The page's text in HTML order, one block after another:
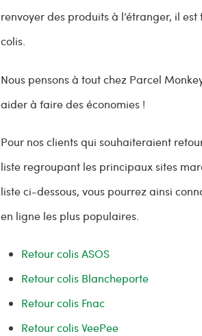
renvoyer des produits à l’étranger, il
colis.
Nous pensons à tout chez Parcel
aider à faire des économies !
Pour nos clients qui souhaiteraient
liste regroupant les principaux sites
liste ci-dessous, vous pourrez ainsi
en ligne les plus populaires.
Retour colis ASOS
Retour colis Blancheporte
Retour colis Fnac
Retour colis VeePee